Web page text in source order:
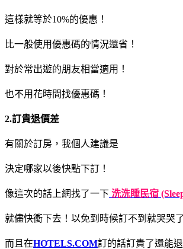
這樣就等於10%的優惠！
比一般使用優惠碼的情況還省！
對於常出遊的朋友相當適用！
也不用花時間找優惠碼！
2.訂貴退價差
有關於訂房，我個人建議是
決定哪家以後快點下訂！
像這次的話上網找了一下 洗洗睡民宿
就儘快衝下去！以免到時候訂不到就哭哭
而且在HOTELS.COM訂的話訂貴了還能